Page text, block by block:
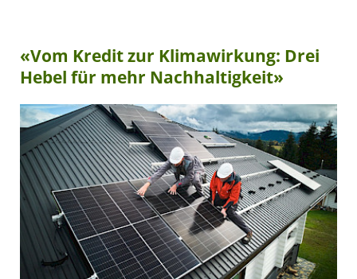
«Vom Kredit zur Klimawirkung: Drei
Hebel für mehr Nachhaltigkeit»